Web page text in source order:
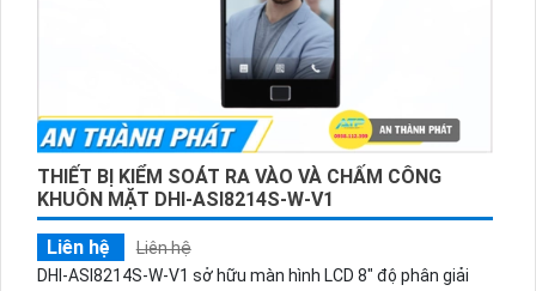
THIẾT BỊ KIỂM SOÁT RA VÀO VÀ CHẤM CÔNG
KHUÔN MẶT DHI-ASI8214S-W-V1
Liên hệ
Liên hệ
DHI-ASI8214S-W-V1 sở hữu màn hình LCD 8″ độ phân giải